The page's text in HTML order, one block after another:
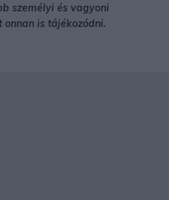
személyi és vagyoni
is tájékozódni.